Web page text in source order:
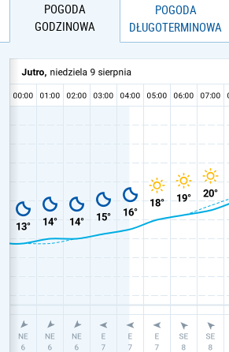
POGODA
GODZINOWA
POGODA
DŁUGOTERMINOWA